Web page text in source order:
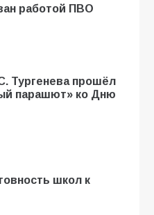
работой ПВО
Тургенева прошёл
парашют» ко Дню
школ к